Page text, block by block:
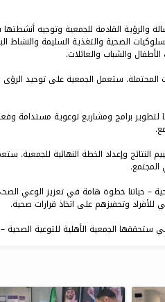
والرؤية القادمة للجمعية وتوجيه
الصحية والتغذية السليمة والنشاط
والشباب والعائلات.
المحتملة. ستعمل الجمعية على توحيد
برامج ومشاريع توعوية مستدامة
وإعداد الخطة النهائية للجمعية.
– حياتنا خطوة هامة في تعزيز الوعي
وتحفيزهم على اتخاذ قرارات صحية.
ستحققها الجمعية الأهلية للتوعية الصحية